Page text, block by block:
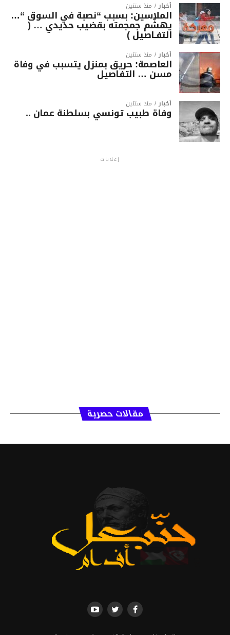
أخبار منذ سنتين
الملاسين: بسبب “نصبة في السوق “…
يهشّم جمجمته بقضيب حديدي … (
التفـاصيل )
أخبار منذ سنتين
العاصمة: حريق بمنزل يتسبب في وفاة
مسن … التفاصيل
أخبار منذ سنتين
وفاة طبيب تونسي بسلطنة عمان ..
إعلانات
مقالات حصرية